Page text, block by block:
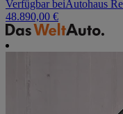
Verfügbar beiAutohaus
48.890,00 €